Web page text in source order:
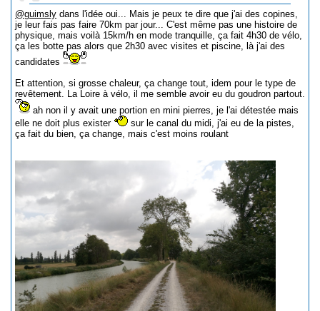
@guimsly dans l'idée oui... Mais je peux te dire que j'ai des copines,
je leur fais pas faire 70km par jour... C'est même pas une histoire de
physique, mais voilà 15km/h en mode tranquille, ça fait 4h30 de vélo,
ça les botte pas alors que 2h30 avec visites et piscine, là j'ai des
candidates
Et attention, si grosse chaleur, ça change tout, idem pour le type de
revêtement. La Loire à vélo, il me semble avoir eu du goudron partout.
ah non il y avait une portion en mini pierres, je l'ai détestée mais
elle ne doit plus exister
sur le canal du midi, j'ai eu de la pistes,
ça fait du bien, ça change, mais c'est moins roulant